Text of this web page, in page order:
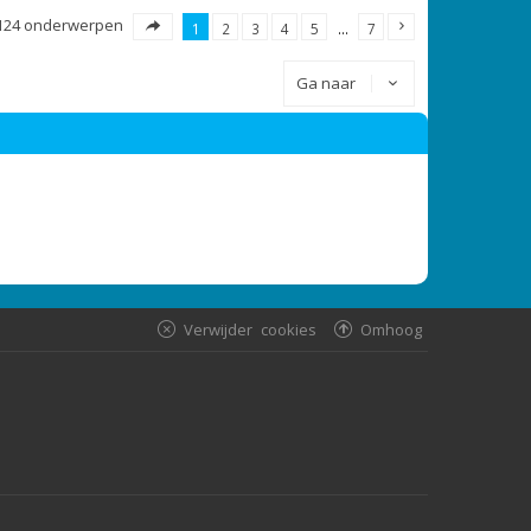
onderwerpen 1 2 3 4 5 … 7
Ga naar
Omhoog
Verwijder cookies